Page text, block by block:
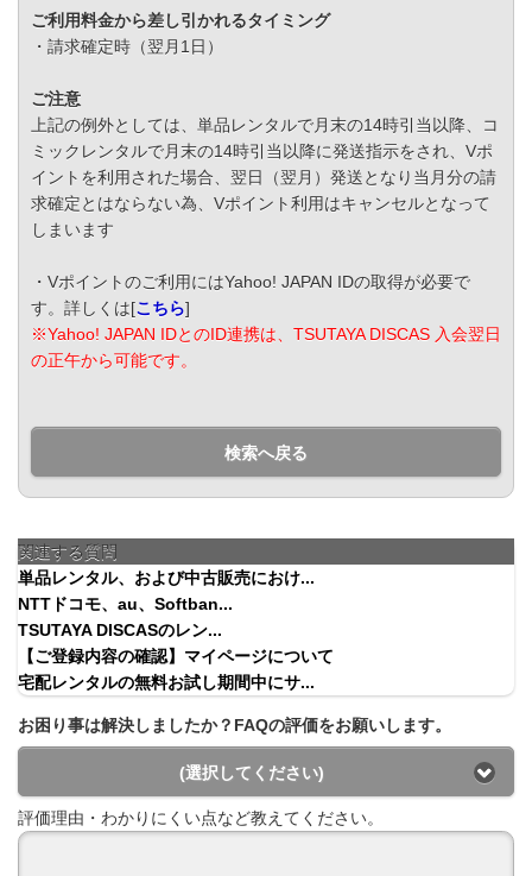
ご利用料金から差し引かれるタイミング
・請求確定時（翌月1日）
ご注意
上記の例外としては、単品レンタルで月末の14時引当以降、コ
ミックレンタルで月末の14時引当以降に発送指示をされ、Vポ
イントを利用された場合、翌日（翌月）発送となり当月分の請
求確定とはならない為、Vポイント利用はキャンセルとなって
しまいます
・Vポイントのご利用にはYahoo! JAPAN IDの取得が必要で
す。詳しくは[こちら]
※Yahoo! JAPAN IDとのID連携は、TSUTAYA DISCAS 入会翌日
の正午から可能です。
検索へ戻る
関連する質問
単品レンタル、および中古販売におけ...
NTTドコモ、au、Softban...
TSUTAYA DISCASのレン...
【ご登録内容の確認】マイページについて
宅配レンタルの無料お試し期間中にサ...
お困り事は解決しましたか？FAQの評価をお願いします。
(選択してください)
評価理由・わかりにくい点など教えてください。